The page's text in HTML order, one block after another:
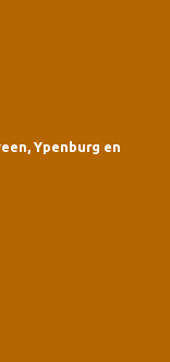
Ypenburg en